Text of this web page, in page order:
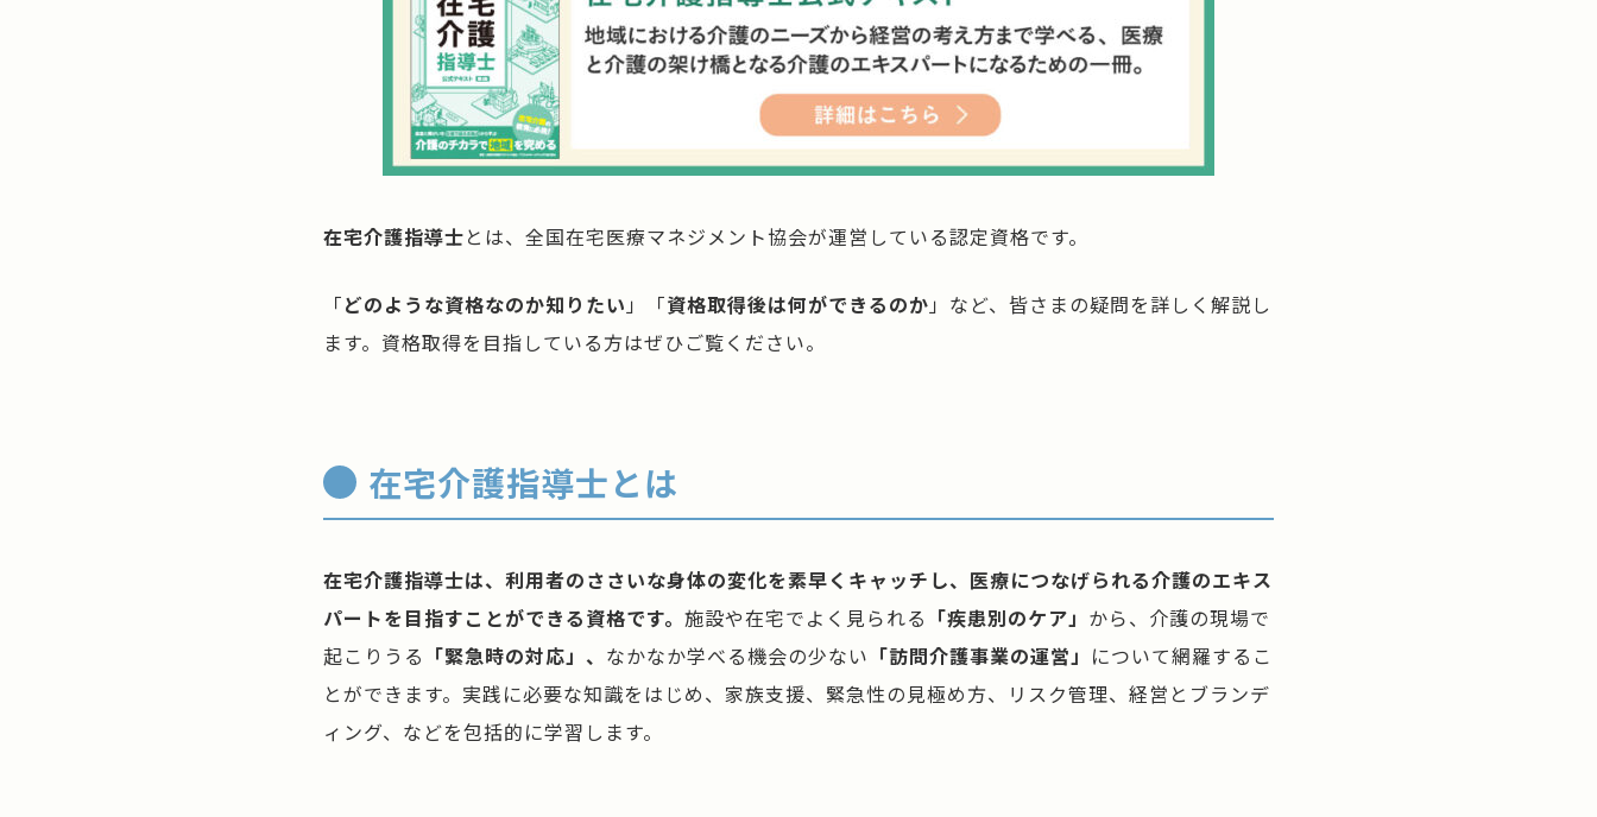
在宅介護指導士とは、全国在宅医療マネジメント協会が運営している認定資格です。
「どのような資格なのか知りたい 」「資格取得後は何ができるのか 」など、皆さまの疑問を詳しく解説し
ます。資格取得を目指している方はぜひご覧ください。
在宅介護指導士とは
在宅介護指導士は、利用者のささいな身体の変化を素早くキャッチし、医療につなげられる介護のエキス
パートを目指すことができる資格です。 施設や在宅でよく見られる 「疾患別のケア」 から、介護の現場で
起こりうる 「緊急時の対応」、 なかなか学べる機会の少ない 「訪問介護事業の運営」 について網羅するこ
とができます。実践に必要な知識をはじめ、家族支援、緊急性の見極め方、リスク管理、経営とブランデ
ィング、などを包括的に学習します。